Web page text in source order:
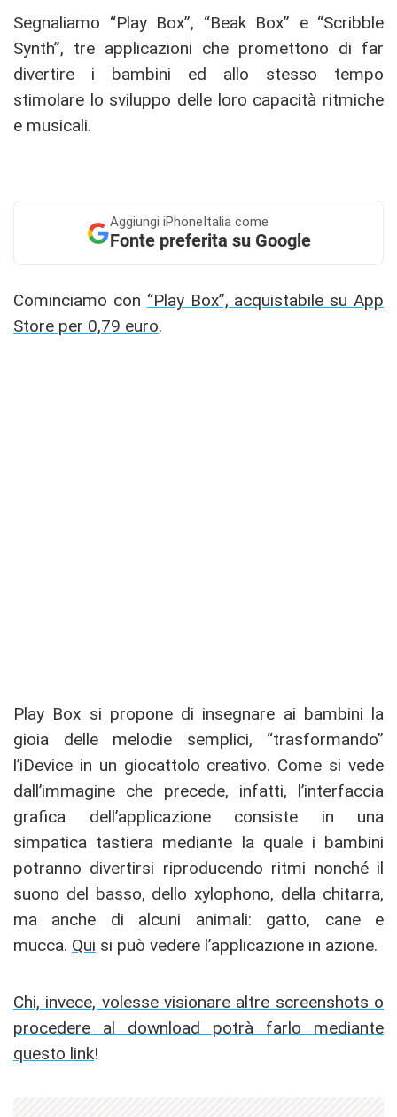
Segnaliamo “Play Box”, “Beak Box” e “Scribble
Synth”, tre applicazioni che promettono di far
divertire i bambini ed allo stesso tempo
stimolare lo sviluppo delle loro capacità ritmiche
e musicali.
Aggiungi iPhoneItalia come
Fonte preferita su Google
Cominciamo con “Play Box”, acquistabile su App
Store per 0,79 euro.
Play Box si propone di insegnare ai bambini la
gioia delle melodie semplici, “trasformando”
l’iDevice in un giocattolo creativo. Come si vede
dall’immagine che precede, infatti, l’interfaccia
grafica dell’applicazione consiste in una
simpatica tastiera mediante la quale i bambini
potranno divertirsi riproducendo ritmi nonché il
suono del basso, dello xylophono, della chitarra,
ma anche di alcuni animali: gatto, cane e
mucca. Qui si può vedere l’applicazione in azione.
Chi, invece, volesse visionare altre screenshots o
procedere al download potrà farlo mediante
questo link!